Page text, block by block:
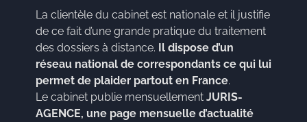
La clientèle du cabinet est nationale et il justifie
de ce fait d’une grande pratique du traitement
des dossiers à distance. Il dispose d’un
réseau national de correspondants ce qui lui
permet de plaider partout en France.
Le cabinet publie mensuellement JURIS-
AGENCE, une page mensuelle d’actualité